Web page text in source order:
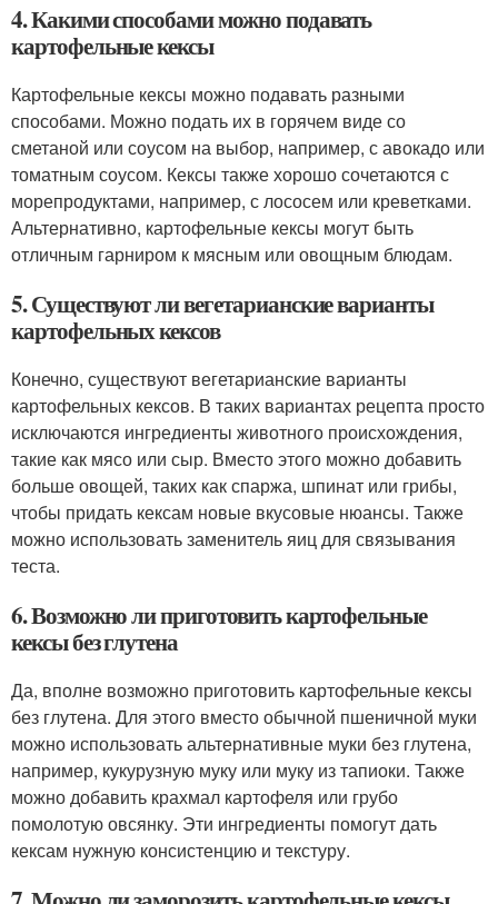
4. Какими способами можно подавать
картофельные кексы
Картофельные кексы можно подавать разными
способами. Можно подать их в горячем виде со
сметаной или соусом на выбор, например, с авокадо или
томатным соусом. Кексы также хорошо сочетаются с
морепродуктами, например, с лососем или креветками.
Альтернативно, картофельные кексы могут быть
отличным гарниром к мясным или овощным блюдам.
5. Существуют ли вегетарианские варианты
картофельных кексов
Конечно, существуют вегетарианские варианты
картофельных кексов. В таких вариантах рецепта просто
исключаются ингредиенты животного происхождения,
такие как мясо или сыр. Вместо этого можно добавить
больше овощей, таких как спаржа, шпинат или грибы,
чтобы придать кексам новые вкусовые нюансы. Также
можно использовать заменитель яиц для связывания
теста.
6. Возможно ли приготовить картофельные
кексы без глутена
Да, вполне возможно приготовить картофельные кексы
без глутена. Для этого вместо обычной пшеничной муки
можно использовать альтернативные муки без глутена,
например, кукурузную муку или муку из тапиоки. Также
можно добавить крахмал картофеля или грубо
помолотую овсянку. Эти ингредиенты помогут дать
кексам нужную консистенцию и текстуру.